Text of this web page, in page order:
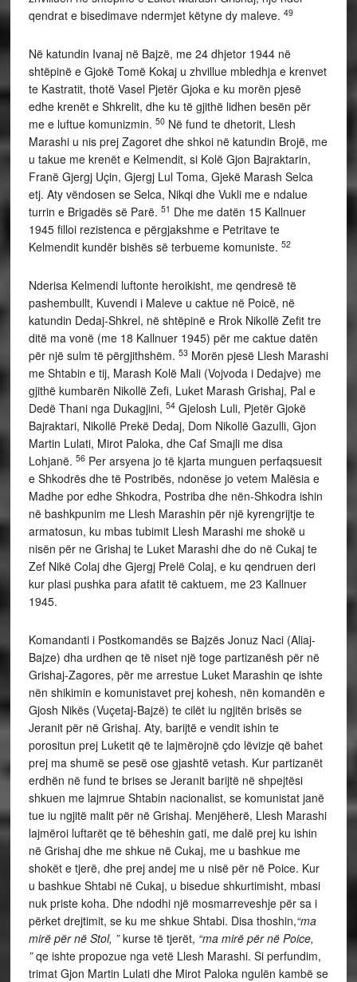
qendrat e bisedimave ndermjet këtyne dy maleve. 49
Në katundin Ivanaj në Bajzë, me 24 dhjetor 1944 në
shtëpinë e Gjokë Tomë Kokaj u zhvillue mbledhja e krenvet
te Kastratit, thotë Vasel Pjetër Gjoka e ku morën pjesë
edhe krenët e Shkrelit, dhe ku të gjithë lidhen besën për
me e luftue komunizmin. 50Në fund te dhetorit, Llesh
Marashi u nis prej Zagoret dhe shkoi në katundin Brojë, me
u takue me krenët e Kelmendit, si Kolë Gjon Bajraktarin,
Franë Gjergj Uçin, Gjergj Lul Toma, Gjekë Marash Selca
etj. Aty vëndosen se Selca, Nikqi dhe Vukli me e ndalue
turrin e Brigadës së Parë. 51 Dhe me datën 15 Kallnuer
1945 filloi rezistenca e përgjakshme e Petritave te
Kelmendit kundër bishës së terbueme komuniste. 52
Nderisa Kelmendi luftonte heroikisht, me qendresë të
pashembullt, Kuvendi i Maleve u caktue në Poicë, në
katundin Dedaj-Shkrel, në shtëpinë e Rrok Nikollë Zefit tre
ditë ma vonë (me 18 Kallnuer 1945) për me caktue datën
për një sulm të përgjithshëm. 53Morën pjesë Llesh Marashi
me Shtabin e tij, Marash Kolë Mali (Vojvoda i Dedajve) me
gjithë kumbarën Nikollë Zefi, Luket Marash Grishaj, Pal e
Dedë Thani nga Dukagjini, 54Gjelosh Luli, Pjetër Gjokë
Bajraktari, Nikollë Prekë Dedaj, Dom Nikollë Gazulli, Gjon
Martin Lulati, Mirot Paloka, dhe Caf Smajli me disa
Lohjanë. 56Per arsyena jo të kjarta munguen perfaqsuesit
e Shkodrës dhe të Postribës, ndonëse jo vetem Malësia e
Madhe por edhe Shkodra, Postriba dhe nën-Shkodra ishin
në bashkpunim me Llesh Marashin për një kyrengrijtje te
armatosun, ku mbas tubimit Llesh Marashi me shokë u
nisën për ne Grishaj te Luket Marashi dhe do në Cukaj te
Zef Nikë Colaj dhe Gjergj Prelë Colaj, e ku qendruen deri
kur plasi pushka para afatit të caktuem, me 23 Kallnuer
1945.
Komandanti i Postkomandës se Bajzës Jonuz Naci (Aliaj-
Bajze) dha urdhen qe të niset një toge partizanësh për në
Grishaj-Zagores, për me arrestue Luket Marashin qe ishte
nën shikimin e komunistavet prej kohesh, nën komandën e
Gjosh Nikës (Vuçetaj-Bajzë) te cilët iu ngjitën brisës se
Jeranit për në Grishaj. Aty, barijtë e vendit ishin te
porositun prej Luketit që te lajmërojnë çdo lëvizje që bahet
prej ma shumë se pesë ose gjashtë vetash. Kur partizanët
erdhën në fund te brises se Jeranit barijtë në shpejtësi
shkuen me lajmrue Shtabin nacionalist, se komunistat janë
tue iu ngjitë malit për në Grishaj. Menjëherë, Llesh Marashi
lajmëroi luftarët qe të bëheshin gati, me dalë prej ku ishin
në Grishaj dhe me shkue në Cukaj, me u bashkue me
shokët e tjerë, dhe prej andej me u nisë për në Poice. Kur
u bashkue Shtabi në Cukaj, u bisedue shkurtimisht, mbasi
nuk priste koha. Dhe ndodhi një mosmarreveshje për sa i
përket drejtimit, se ku me shkue Shtabi. Disa thoshin,“ma
mirë për në Stol, ”kurse të tjerët, “ma mirë për në Poice,
”qe ishte propozue nga vetë Llesh Marashi. Si perfundim,
trimat Gjon Martin Lulati dhe Mirot Paloka ngulën kambë se